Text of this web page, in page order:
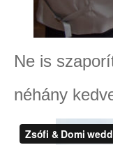
Ne is
néhány